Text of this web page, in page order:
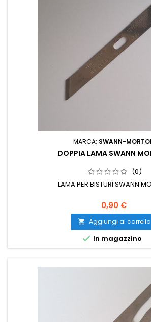
MARCA: SWANN-
DOPPIA LAMA SWANN
(0)
LAMA PER BISTURI SWANN
0,90 €
 Aggiungi al carrello
 In magazzino